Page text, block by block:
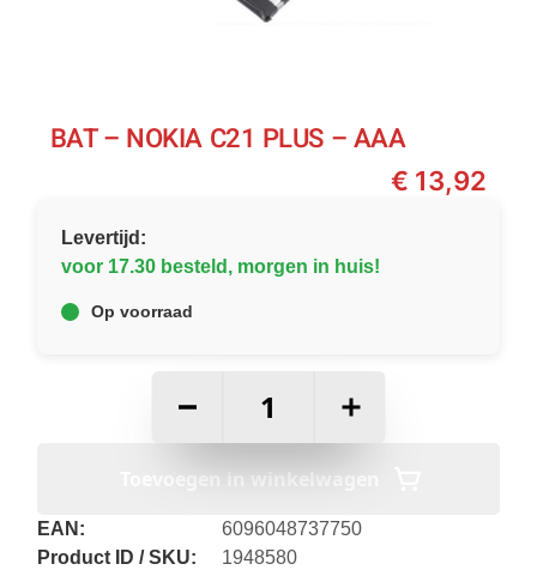
BAT – NOKIA C21 PLUS – AAA
€ 13,92
Levertijd:
voor 17.30 besteld, morgen in huis!
Op voorraad
+
Toevoegen in winkelwagen
EAN:
6096048737750
Product ID / SKU:
1948580